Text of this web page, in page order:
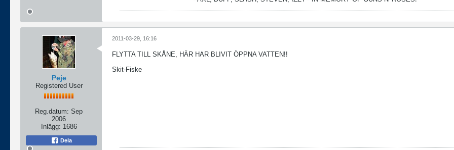
Peje
Registered User
Reg.datum: Sep
2006
Inlägg: 1686
Dela
2011-03-29, 16:16
FLYTTA TILL SKÅNE, HÄR HAR BLIVIT ÖPPNA VATTEN!!
Skit-Fiske